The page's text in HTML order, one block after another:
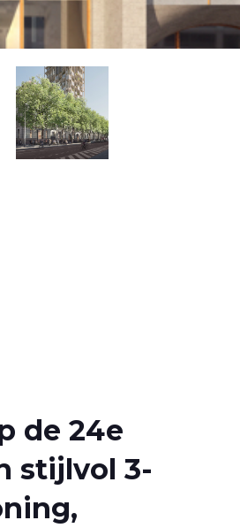
de 24e
stijlvol 3-